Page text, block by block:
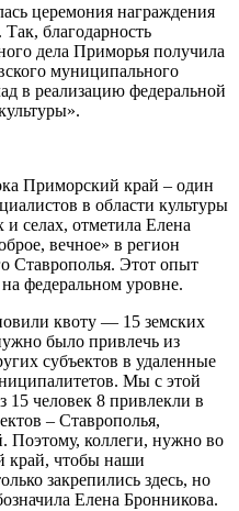
церемония награждения
благодарность
дела Приморья получила
муниципального
в реализацию федеральной
Приморский край – один
в области культуры
селах, отметила Елена
вечное» в регион
Ставрополья. Этот опыт
федеральном уровне.
квоту — 15 земских
было привлечь из
субъектов в удаленные
Мы с этой
15 человек 8 привлекли в
– Ставрополья,
Поэтому, коллеги, нужно во
край, чтобы наши
закрепились здесь, но
Елена Бронникова.